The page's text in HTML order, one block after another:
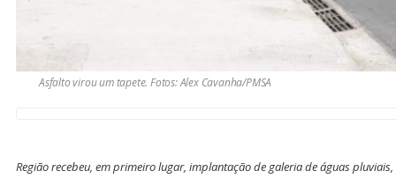
Asfalto virou um tapete. Fotos: Alex Cavanha/PMSA
Região recebeu, em primeiro lugar, implantação de galeria de águas